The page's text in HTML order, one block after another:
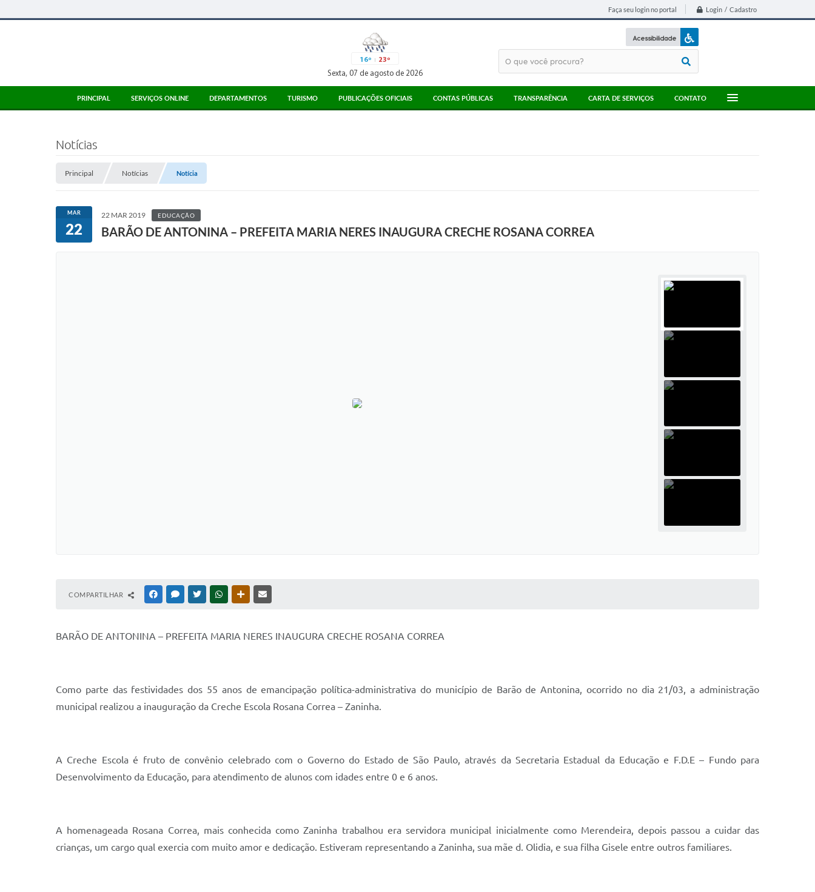
Faça seu login no portal Login / Cadastro
16º 23º
Sexta, 07 de agosto de 2026
Acessibilidade A+
PRINCIPAL SERVIÇOS ONLINE DEPARTAMENTOS TURISMO PUBLICAÇÕES OFICIAIS CONTAS PÚBLICAS TRANSPARÊNCIA CARTA DE SERVIÇOS CONTATO
Notícias
Principal Notícias Notícia
MAR
22
22 MAR 2019 EDUCAÇÃO
BARÃO DE ANTONINA – PREFEITA MARIA NERES INAUGURA CRECHE ROSANA CORREA
COMPARTILHAR FACEBOOKMESSENGER
TWITTERWHATSAPPOUTRAS MÍDIAS
BARÃO DE ANTONINA – PREFEITA MARIA NERES INAUGURA CRECHE ROSANA CORREA
Como parte das festividades dos 55 anos de emancipação política-administrativa do município de Barão de Antonina, ocorrido no dia 21/03, a administração
municipal realizou a inauguração da Creche Escola Rosana Correa – Zaninha.
A Creche Escola é fruto de convênio celebrado com o Governo do Estado de São Paulo, através da Secretaria Estadual da Educação e F.D.E – Fundo para
Desenvolvimento da Educação, para atendimento de alunos com idades entre 0 e 6 anos.
A homenageada Rosana Correa, mais conhecida como Zaninha trabalhou era servidora municipal inicialmente como Merendeira, depois passou a cuidar das
crianças, um cargo qual exercia com muito amor e dedicação. Estiveram representando a Zaninha, sua mãe d. Olidia, e sua filha Gisele entre outros familiares.